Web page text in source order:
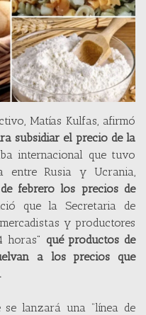
Matías Kulfas, afirmó
subsidiar el precio de la
internacional que tuvo
Rusia y Ucrania,
febrero los precios de
que la Secretaria de
y productores
horas" qué productos de
a los precios que
lanzará una “línea de